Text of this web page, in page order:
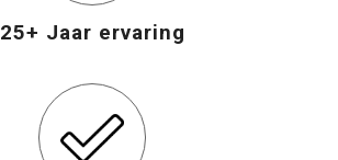
25+ Jaar ervaring